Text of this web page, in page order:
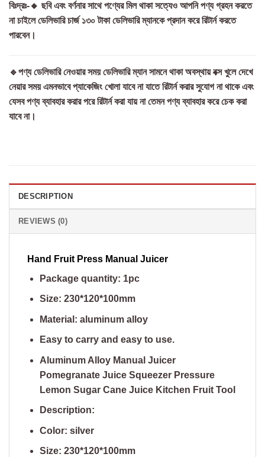
বিঃদ্রঃ-🔸 ছবি এবং বর্ণনার সাথে পণ্যের মিল থাকা সত্যেও আপনি পণ্য গ্রহন করতে
না চাইলে ডেলিভারি চার্জ ১৩০ টাকা ডেলিভারি ম্যানকে প্রদান করে রিটার্ন করতে
পারবেন।
🔹পণ্য ডেলিভারি নেওয়ার সময় ডেলিভারি ম্যান সামনে থাকা অবস্থায় বক্স খুলে দেখে
নেয়ার সময় এমনভাবে প্যাকেজিং খোলা যাবে না যাতে রিটার্ন করার সুযোগ না থাকে এবং
যেসব পণ্য ব্যাবহার করার পরে রিটার্ন করা যায় না তেমন পণ্য ব্যাবহার করে চেক করা
যাবে না।
DESCRIPTION
REVIEWS (0)
Hand Fruit Press Manual Juicer
Package quantity: 1pc
Size: 230*120*100mm
Material: aluminum alloy
Easy to carry and easy to use.
Aluminum Alloy Manual Juicer
Pomegranate Juice Squeezer Pressure
Lemon Sugar Cane Juice Kitchen Fruit Tool
Description:
Color: silver
Size: 230*120*100mm